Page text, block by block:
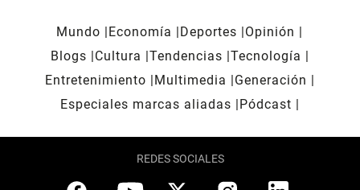
Mundo Economía Deportes
Opinión
Blogs
Cultura Tendencias Tecnología
Entretenimiento
Multimedia
Generación
Especiales marcas aliadas
Pódcast
REDES SOCIALES